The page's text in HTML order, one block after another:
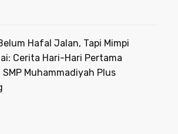
Hafal Jalan, Tapi Mimpi
Cerita Hari-Hari Pertama
SMP Muhammadiyah Plus